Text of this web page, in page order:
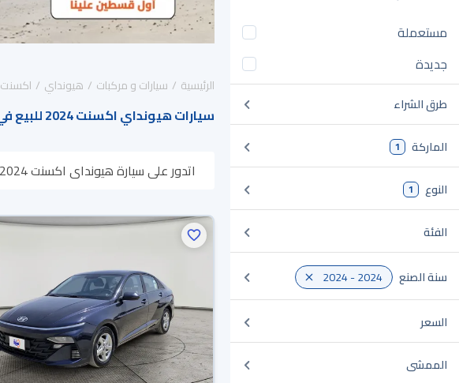
مستعملة
جديدة
طرق الشراء
الماركة 1
النوع 1
الفئة
سنة الصنع 2024 - 2024
السعر
الممشى
الرئيسية سيارات و مركبات هيونداي اكسنت
سيارات هيونداي اكسنت 2024 للبيع في السعودية
اتدور على سيارة هيونداي اكسنت 2024 مستعملة أو جديدة في السعودية؟ في موقع سيارة بنوفر لك كل الخيارات، تقدر تتصفح الموديلات وتختار
أونلاين، وبتوصلك لين باب بيتك.